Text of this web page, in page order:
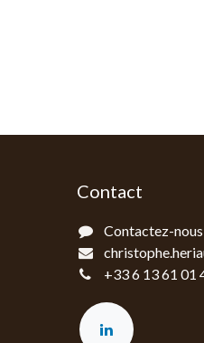
Contact
Contactez-nous
+33 6 13 61 01